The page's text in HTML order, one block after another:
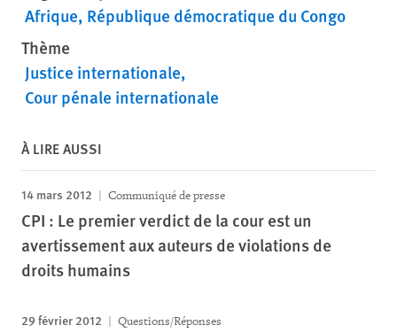
Afrique République démocratique du Congo
Thème
Justice internationale
Cour pénale internationale
À LIRE AUSSI
14 mars 2012 Communiqué de presse
CPI : Le premier verdict de la cour est un
avertissement aux auteurs de violations de
droits humains
29 février 2012 Questions/Réponses